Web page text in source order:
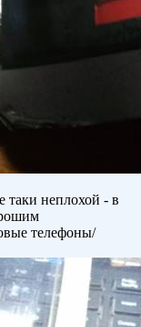
таки неплохой - в
телефоны/